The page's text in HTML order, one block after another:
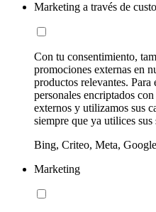
Marketing a través de
Con tu consentimiento,
promociones externas en
productos relevantes.
personales encriptados
externos y utilizamos sus
siempre que ya utilices sus
Bing, Criteo, Meta,
Marketing